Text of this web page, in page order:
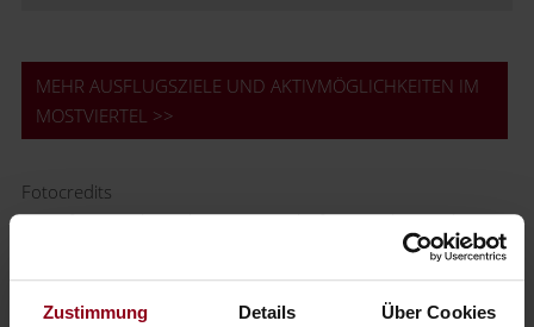
Zustimmung Details Über Cookies
MEHR AUSFLUGSZIELE UND AKTIVMÖGLICHKEITEN IM
MOSTVIERTEL >>
Fotocredits
Coverfoto, Nachtwächter im Innenhof: Dominik Stixenberger
Nachtwächterin mit Waidhofen im Hintergrund: schwarz-
koenig.at
Nächtwächter mit Gruppe: Stadtgemeinde Waidhofen/Ybbs